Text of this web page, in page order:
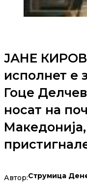
ЈАНЕ
исполнет е
Гоце
носат на
Автор:Струмица